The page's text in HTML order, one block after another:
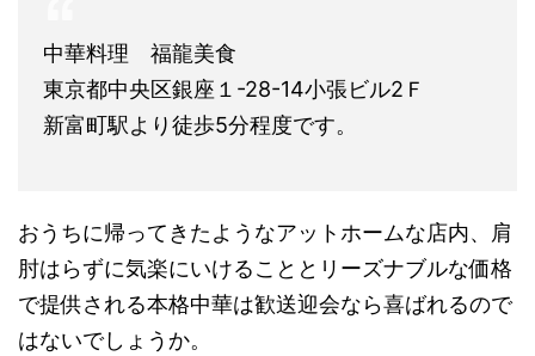
中華料理 福龍美食
東京都中央区銀座１-28-14小張ビル2Ｆ
新富町駅より徒歩5分程度です。
おうちに帰ってきたようなアットホームな店内、肩
肘はらずに気楽にいけることとリーズナブルな価格
で提供される本格中華は歓送迎会なら喜ばれるので
はないでしょうか。